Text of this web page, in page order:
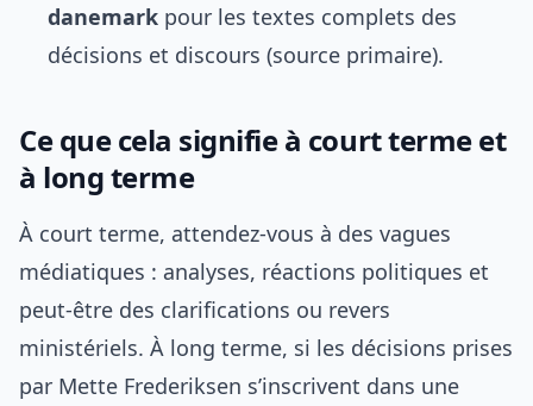
danemark pour les textes complets des
décisions et discours (source primaire).
Ce que cela signifie à court terme et
à long terme
À court terme, attendez-vous à des vagues
médiatiques : analyses, réactions politiques et
peut‑être des clarifications ou revers
ministériels. À long terme, si les décisions prises
par Mette Frederiksen s’inscrivent dans une